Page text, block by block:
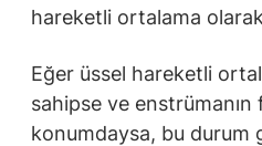
hareketli ortalama olarak
Eğer üssel hareketli
sahipse ve
konumdaysa, bu durum